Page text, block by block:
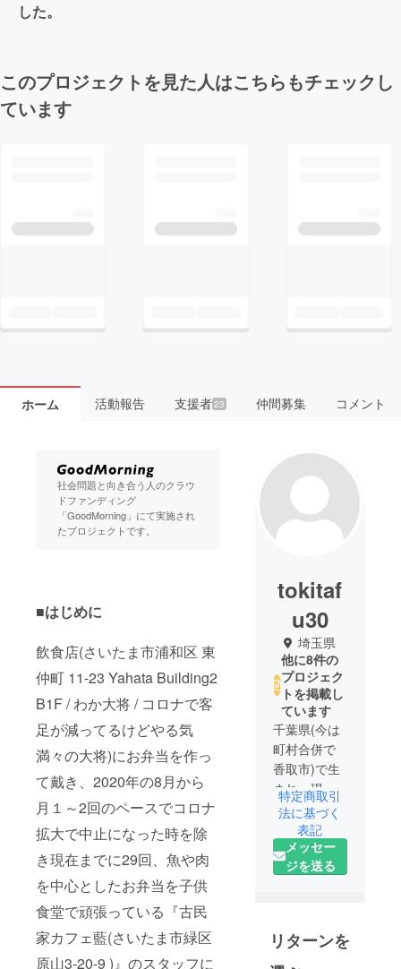
した。
このプロジェクトを見た人はこちらもチェックし
ています
ホーム 活動報告 支援者23 仲間募集 コメント
社会問題と向き合う人のクラウ
ドファンディング
「GoodMorning」にて実施され
たプロジェクトです。
■はじめに
飲食店(さいたま市浦和区 東
仲町 11-23 Yahata Building2
B1F / わか大将 / コロナで客
足が減ってるけどやる気
満々の大将)にお弁当を作っ
て戴き、2020年の8月から
月１～2回のペースでコロナ
拡大で中止になった時を除
き現在までに29回、魚や肉
を中心としたお弁当を子供
食堂で頑張っている『古民
家カフェ藍(さいたま市緑区
原山3-20-9 )』のスタッフに
tokitaf
u30
埼玉県
他に8件の
プロジェク
トを掲載し
ています
千葉県(今は
町村合併で
香取市)で生
まれ、現在
67歳。
浦和に引っ
越してきた
のは、平成
家族は家内
特定商取引
法に基づく
表記
メッセー
ジを送る
リターンを